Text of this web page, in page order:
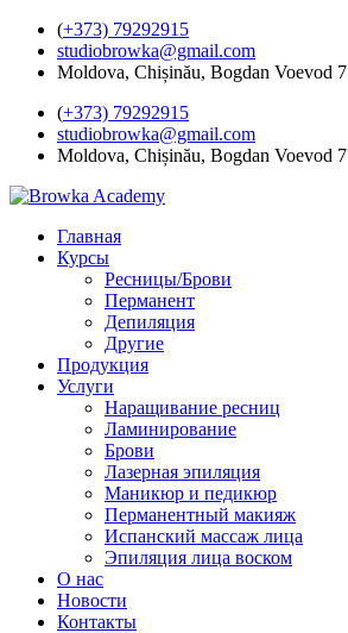
(+373) 79292915
studiobrowka@gmail.com
Moldova, Chișinău, Bogdan Voevod 7
(+373) 79292915
studiobrowka@gmail.com
Moldova, Chișinău, Bogdan Voevod 7
Главная
Курсы
Ресницы/Брови
Перманент
Депиляция
Другие
Продукция
Услуги
Наращивание ресниц
Ламинирование
Брови
Лазерная эпиляция
Маникюр и педикюр
Перманентный макияж
Испанский массаж лица
Эпиляция лица воском
О нас
Новости
Контакты